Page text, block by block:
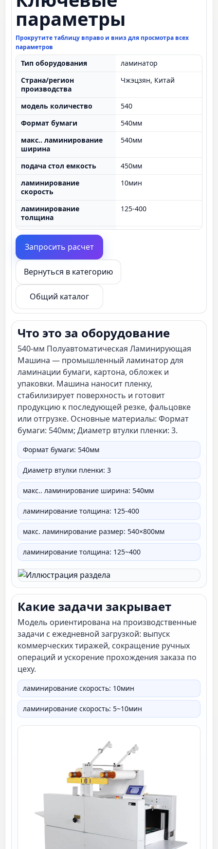
параметры
Прокрутите таблицу вправо и вниз для просмотра всех
параметров
Тип оборудования
ламинатор
Страна/регион
производства
Чжэцзян, Китай
модель количество
540
Формат бумаги
540мм
макс.. ламинирование
ширина
540мм
подача стол емкость
450мм
ламинирование
скорость
10мин
ламинирование
толщина
125-400
подача режим
макс. ламинирование
размер
Температура
ламинирования
ламинирование
толщина
ламинирование
скорость
5~10мин
Интерфейс управления
7" сенсорный экран
Диаметр втулки пленки
3
Продольная резка
кромки
√
Антизаворот
√
автоматический
ламинирование
√
машина
132×90×145 см
напряжение/мощность
AC220±10%, 50, 1500 Вт
Вес брутто
470 кг
упаковка размер
214×99×153 см
Запросить расчет
Вернуться в категорию
Общий каталог
Что это за оборудование
540-мм Полуавтоматическая Ламинирующая
Машина — промышленный ламинатор для
ламинации бумаги, картона, обложек и
упаковки. Машина наносит пленку,
стабилизирует поверхность и готовит
продукцию к последующей резке, фальцовке
или отгрузке. Основные материалы: Формат
бумаги: 540мм; Диаметр втулки пленки: 3.
Формат бумаги: 540мм
Диаметр втулки пленки: 3
макс.. ламинирование ширина: 540мм
ламинирование толщина: 125-400
макс. ламинирование размер: 540×800мм
ламинирование толщина: 125~400
Какие задачи закрывает
Модель ориентирована на производственные
задачи с ежедневной загрузкой: выпуск
коммерческих тиражей, сокращение ручных
операций и ускорение прохождения заказа по
цеху.
ламинирование скорость: 10мин
ламинирование скорость: 5~10мин